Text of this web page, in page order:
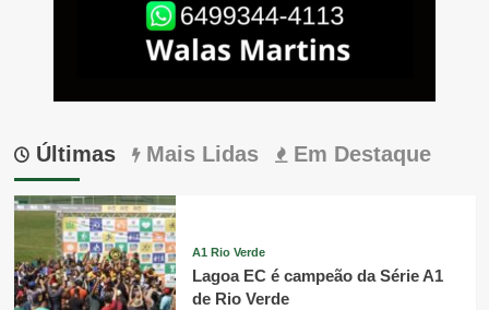
Últimas Mais Lidas Em Destaque
A1 Rio Verde
Lagoa EC é campeão da Série A1
de Rio Verde